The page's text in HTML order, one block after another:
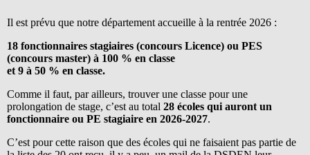
Il est prévu que notre département accueille à la rentrée 2026 :
18 fonctionnaires stagiaires (concours Licence) ou PES
(concours master) à 100 % en classe
et 9 à 50 % en classe.
Comme il faut, par ailleurs, trouver une classe pour une
prolongation de stage, c’est au total 28 écoles qui auront un
fonctionnaire ou PE stagiaire en 2026-2027.
C’est pour cette raison que des écoles qui ne faisaient pas partie de